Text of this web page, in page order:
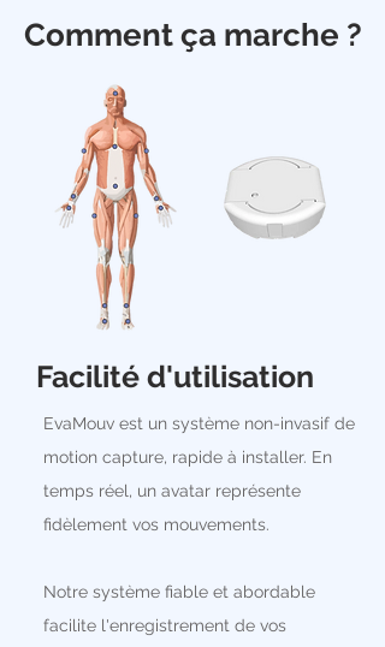
Comment ça marche ?
Facilité d'utilisation
EvaMouv est un système non-invasif de
motion capture, rapide à installer. En
temps réel, un avatar représente
fidèlement vos mouvements.
Notre système fiable et abordable
facilite l'enregistrement de vos